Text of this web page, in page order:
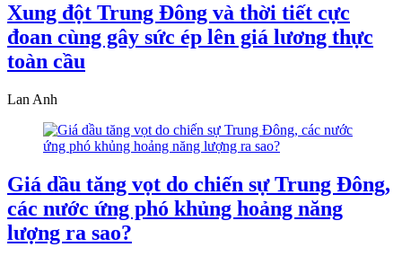
Xung đột Trung Đông và thời tiết cực
đoan cùng gây sức ép lên giá lương thực
toàn cầu
Lan Anh
Giá dầu tăng vọt do chiến sự Trung Đông,
các nước ứng phó khủng hoảng năng
lượng ra sao?